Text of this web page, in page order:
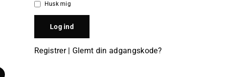
Husk mig
Registrer| Glemt din adgangskode?